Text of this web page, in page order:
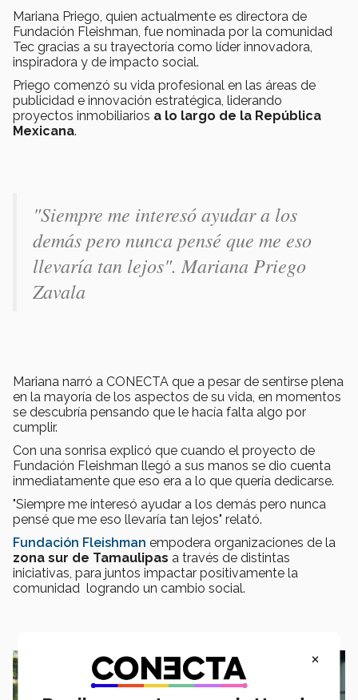
Mariana Priego, quien actualmente es directora de
Fundación Fleishman, fue nominada por la comunidad
Tec gracias a su trayectoría como líder innovadora,
inspiradora y de impacto social.
Priego comenzó su vida profesional en las áreas de
publicidad e innovación estratégica, liderando
proyectos inmobiliarios a lo largo de la República
Mexicana.
"Siempre me interesó ayudar a los
demás pero nunca pensé que me eso
llevaría tan lejos". Mariana Priego
Zavala
Mariana narró a CONECTA que a pesar de sentirse plena
en la mayoría de los aspectos de su vida, en momentos
se descubría pensando que le hacía falta algo por
cumplir.
Con una sonrisa explicó que cuando el proyecto de
Fundación Fleishman llegó a sus manos se dio cuenta
inmediatamente que eso era a lo que quería dedicarse.
"Siempre me interesó ayudar a los demás pero nunca
pensé que me eso llevaría tan lejos" relató.
Fundación Fleishman empodera organizaciones de la
zona sur de Tamaulipas a través de distintas
iniciativas, para juntos impactar positivamente la
comunidad logrando un cambio social.
×